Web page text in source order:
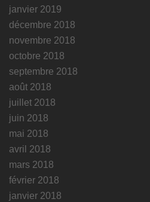
janvier 2019
décembre 2018
novembre 2018
octobre 2018
septembre 2018
août 2018
juillet 2018
juin 2018
mai 2018
avril 2018
mars 2018
février 2018
janvier 2018